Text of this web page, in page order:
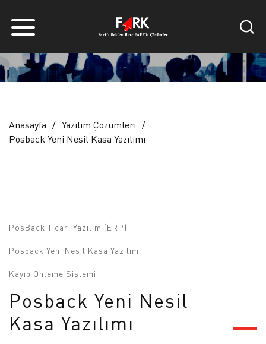
Anasayfa
Yazılım Çözümleri
Posback Yeni Nesil Kasa Yazılımı
PosBack Ticari Yazılım (ERP)
Posback Yeni Nesil Kasa Yazılımı
Kayıp Önleme Sistemi
Posback Yeni Nesil
Kasa Yazılımı